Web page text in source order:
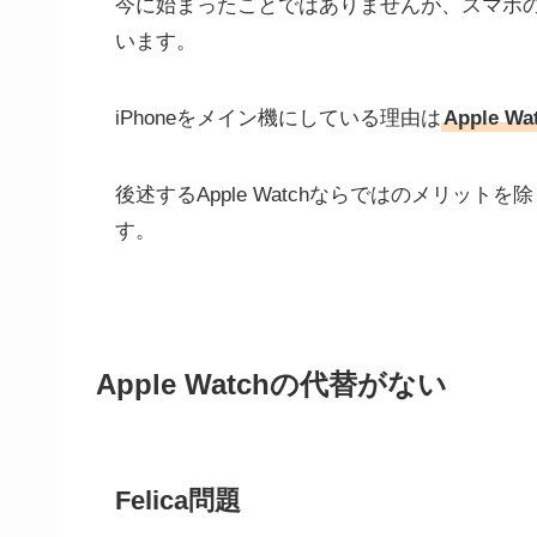
今に始まったことではありませんが、スマホ
います。
iPhoneをメイン機にしている理由はApple
後述するApple Watchならではのメリットを
す。
Apple Watchの代替がない
Felica問題